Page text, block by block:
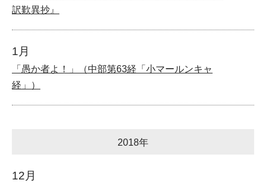
訳歎異抄』
1月
「愚か者よ！」（中部第63経「小マールンキャ
経」）
2018年
12月